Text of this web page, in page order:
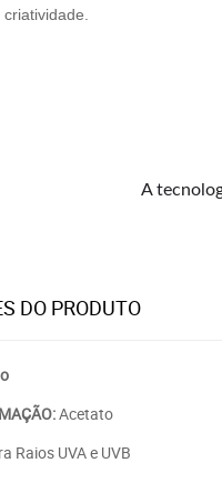
A
DO PRODUTO
Acetato
Raios UVA e UVB